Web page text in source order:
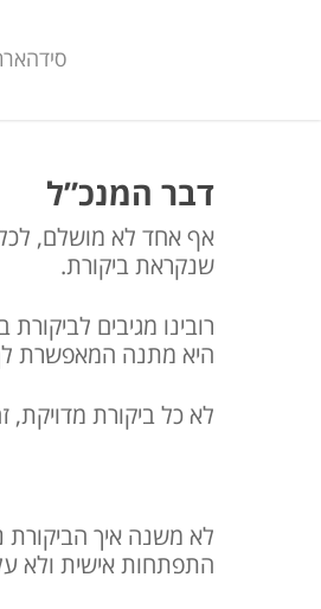
דבר המנכ”ל
אף אחד לא מושלם,
שנקראת ביקורת.
רובינו מגיבים
היא מתנה המאפשרת
לא כל ביקורת מדויקת,
לא משנה איך
התפתחות אישית ולא